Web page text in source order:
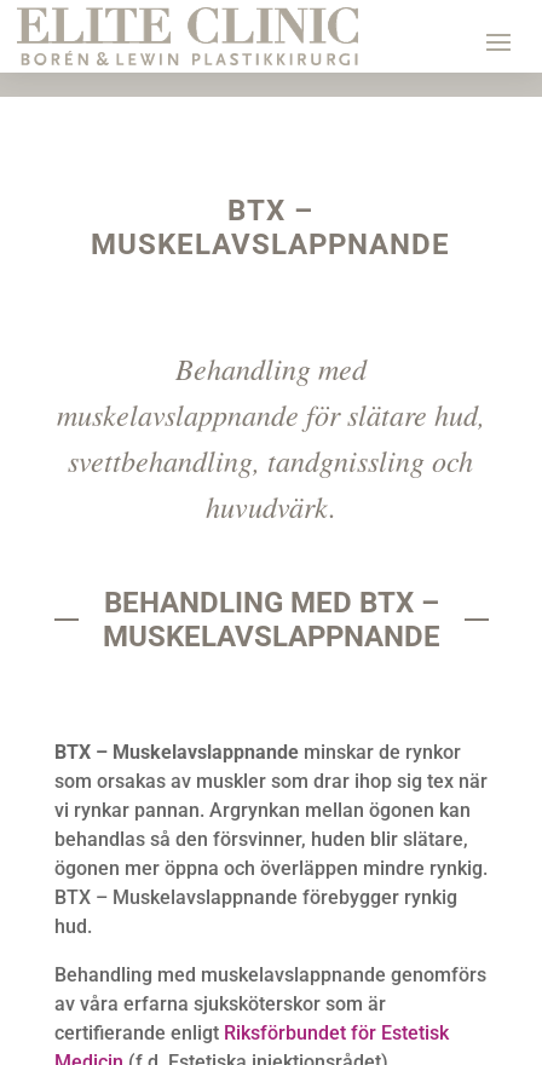
BTX –
MUSKELAVSLAPPNANDE
Behandling med
muskelavslappnande för slätare hud,
svettbehandling, tandgnissling och
huvudvärk.
BEHANDLING MED BTX –
MUSKELAVSLAPPNANDE
BTX – Muskelavslappnandeminskar de rynkor
som orsakas av muskler som drar ihop sig tex när
vi rynkar pannan. Argrynkan mellan ögonen kan
behandlas så den försvinner, huden blir slätare,
ögonen mer öppna och överläppen mindre rynkig.
BTX – Muskelavslappnande förebygger rynkig
hud.
Behandling med muskelavslappnande genomförs
av våra erfarna sjuksköterskor som är
certifierande enligt Riksförbundet för Estetisk